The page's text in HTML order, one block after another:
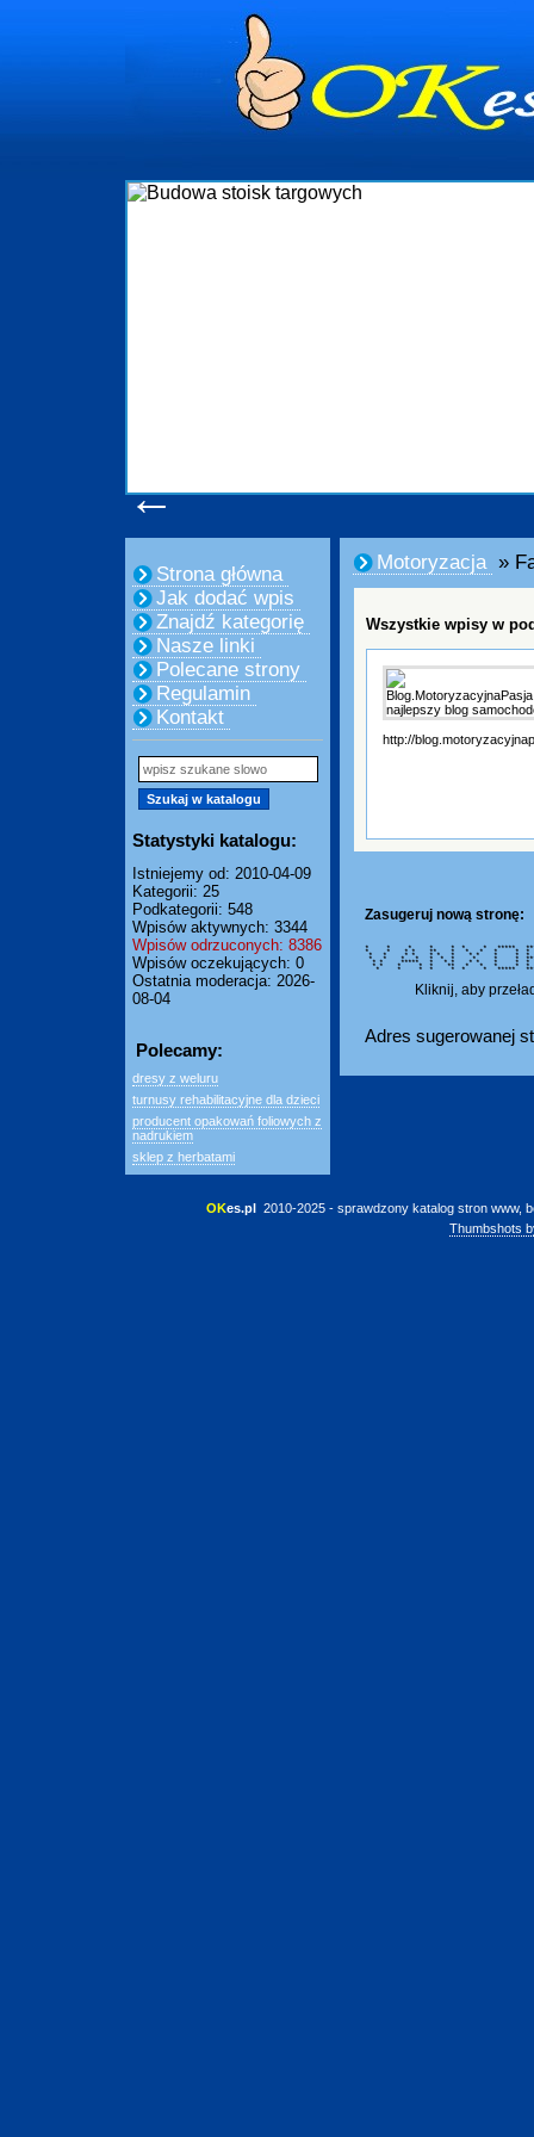
←
Strona główna
Jak dodać wpis
Znajdź kategorię
Nasze linki
Polecane strony
Regulamin
Kontakt
Statystyki katalogu:
Istniejemy od: 2010-04-09
Kategorii: 25
Podkategorii: 548
Wpisów aktywnych: 3344
Wpisów odrzuconych: 8386
Wpisów oczekujących: 0
Ostatnia moderacja: 2026-
08-04
Polecamy:
dresy z weluru
turnusy rehabilitacyjne dla dzieci
producent opakowań foliowych z
nadrukiem
sklep z herbatami
Motoryzacja »
Wszystkie wpisy w
http://
Zasugeruj nową stronę:
* * * * * * * *****
* * * * ** * * * *
* * * * * * * * * *
* * * * * * * * * *
* * ***** * * * * *
* * * * * ** * *
* * * * * * * *****
Kliknij, aby
Adres sugerowanej
OKes.pl 2010-2025 - sprawdzony katalog stron www,
Thumbshots